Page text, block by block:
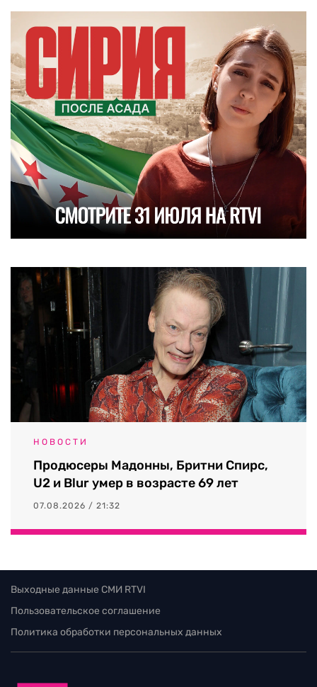
НОВОСТИ
Продюсеры Мадонны, Бритни Спирс,
U2 и Blur умер в возрасте 69 лет
07.08.2026 / 21:32
Выходные данные СМИ RTVI
Пользовательское соглашение
Политика обработки персональных данных